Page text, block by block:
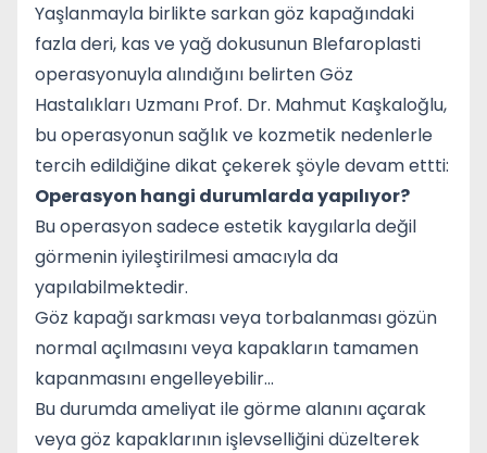
Yaşlanmayla birlikte sarkan göz kapağındaki
fazla deri, kas ve yağ dokusunun Blefaroplasti
operasyonuyla alındığını belirten Göz
Hastalıkları Uzmanı Prof. Dr. Mahmut Kaşkaloğlu,
bu operasyonun sağlık ve kozmetik nedenlerle
tercih edildiğine dikat çekerek şöyle devam ettti:
Operasyon hangi durumlarda yapılıyor?
Bu operasyon sadece estetik kaygılarla değil
görmenin iyileştirilmesi amacıyla da
yapılabilmektedir.
Göz kapağı sarkması veya torbalanması gözün
normal açılmasını veya kapakların tamamen
kapanmasını engelleyebilir...
Bu durumda ameliyat ile görme alanını açarak
veya göz kapaklarının işlevselliğini düzelterek